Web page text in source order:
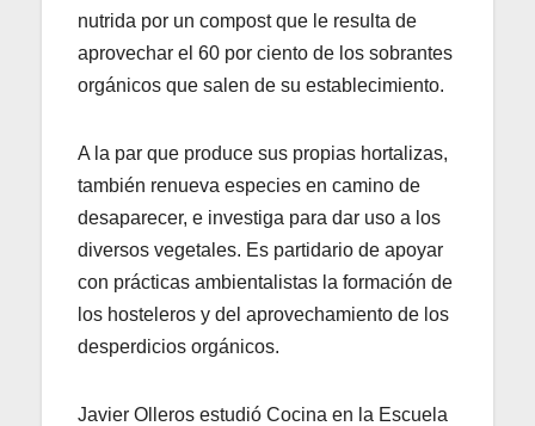
nutrida por un compost que le resulta de
aprovechar el 60 por ciento de los sobrantes
orgánicos que salen de su establecimiento.
A la par que produce sus propias hortalizas,
también renueva especies en camino de
desaparecer, e investiga para dar uso a los
diversos vegetales. Es partidario de apoyar
con prácticas ambientalistas la formación de
los hosteleros y del aprovechamiento de los
desperdicios orgánicos.
Javier Olleros estudió Cocina en la Escuela